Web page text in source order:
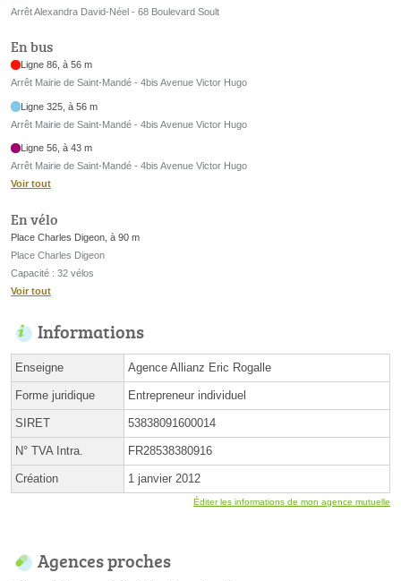
Arrêt Alexandra David-Néel - 68 Boulevard Soult
En bus
Ligne 86, à 56 m
Arrêt Mairie de Saint-Mandé - 4bis Avenue Victor Hugo
Ligne 325, à 56 m
Arrêt Mairie de Saint-Mandé - 4bis Avenue Victor Hugo
Ligne 56, à 43 m
Arrêt Mairie de Saint-Mandé - 4bis Avenue Victor Hugo
Voir tout
En vélo
Place Charles Digeon, à 90 m
Place Charles Digeon
Capacité : 32 vélos
Voir tout
Informations
Enseigne Agence Allianz Eric Rogalle
Forme juridique Entrepreneur individuel
SIRET 53838091600014
N° TVA Intra. FR28538380916
Création 1 janvier 2012
Éditer les informations de mon agence mutuelle
Agences proches